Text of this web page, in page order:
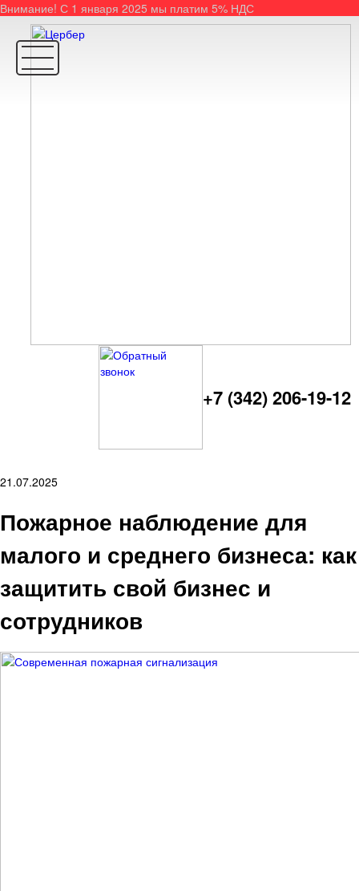
Внимание! С 1 января 2025 мы платим 5% НДС
+7 (342) 206-19-12
21.07.2025
Пожарное наблюдение для
малого и среднего бизнеса: как
защитить свой бизнес и
сотрудников